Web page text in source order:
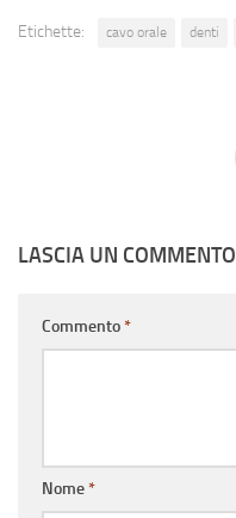
Etichette: cavo orale denti
LASCIA UN COMMENTO
Commento*
Nome*